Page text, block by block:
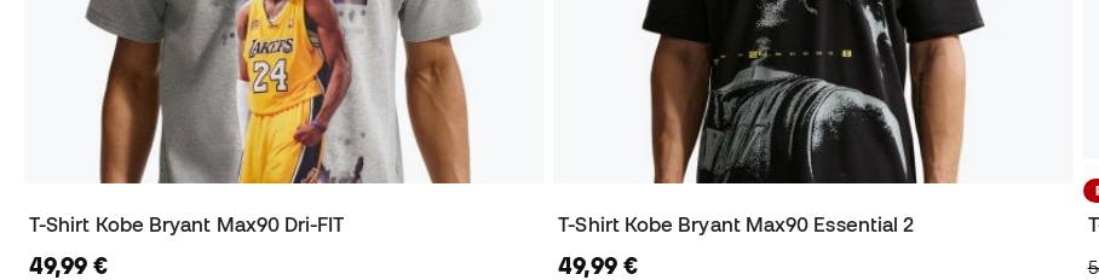
T-Shirt Kobe Bryant Max90 Dri-FIT
49,99 €
T-Shirt Kobe Bryant Max90 Essential 2
49,99 €